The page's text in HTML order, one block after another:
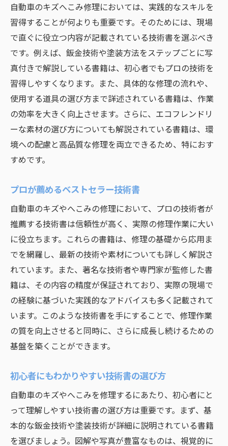
自動車のキズへこみ修理においては、実践的なスキルを
習得することが何よりも重要です。そのためには、現場
で直ぐに役立つ内容が記載されている技術書を選ぶべき
です。例えば、鈑金技術や塗装方法をステップごとに写
真付きで解説している書籍は、初心者でもプロの技術を
習得しやすくなります。また、具体的な修理の流れや、
使用する道具の選び方まで詳述されている書籍は、作業
の効率を大きく向上させます。さらに、エコフレンドリ
ーな素材の選び方についても解説されている書籍は、環
境への配慮と高品質な修理を両立できるため、特におす
すめです。
プロが薦めるベストセラー技術書
自動車のキズやへこみの修理において、プロの技術者が
推薦する技術書は信頼性が高く、実際の修理作業に大い
に役立ちます。これらの書籍は、修理の基礎から応用ま
でを網羅し、最新の技術や素材についても詳しく解説さ
れています。また、著名な技術者や専門家が監修した書
籍は、その内容の精度が保証されており、実際の現場で
の経験に基づいた実践的なアドバイスも多く記載されて
います。このような技術書を手にすることで、修理作業
の質を向上させると同時に、さらに成長し続けるための
基盤を築くことができます。
初心者にもわかりやすい技術書の選び方
自動車のキズやへこみを修理するにあたり、初心者にと
って理解しやすい技術書の選び方は重要です。まず、基
本的な鈑金技術や塗装技術が詳細に説明されている書籍
を選びましょう。図解や写真が豊富なものは、視覚的に